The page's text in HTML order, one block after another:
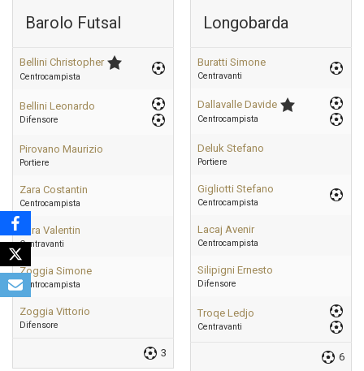
Barolo Futsal
Bellini Christopher
Centrocampista
Bellini Leonardo
Difensore
Pirovano Maurizio
Portiere
Zara Costantin
Centrocampista
Zara Valentin
Centravanti
Zoggia Simone
Centrocampista
Zoggia Vittorio
Difensore
3
Longobarda
Buratti Simone
Centravanti
Dallavalle Davide
Centrocampista
Deluk Stefano
Portiere
Gigliotti Stefano
Centrocampista
Lacaj Avenir
Centrocampista
Silipigni Ernesto
Difensore
Troqe Ledjo
Centravanti
6